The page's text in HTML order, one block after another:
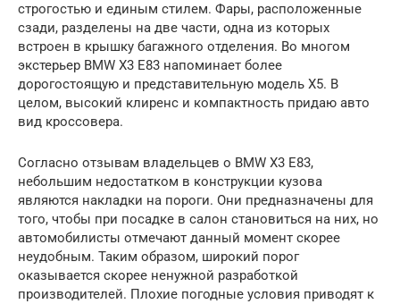
строгостью и единым стилем. Фары, расположенные
сзади, разделены на две части, одна из которых
встроен в крышку багажного отделения. Во многом
экстерьер BMW X3 E83 напоминает более
дорогостоящую и представительную модель Х5. В
целом, высокий клиренс и компактность придаю авто
вид кроссовера.
Согласно отзывам владельцев о BMW X3 E83,
небольшим недостатком в конструкции кузова
являются накладки на пороги. Они предназначены для
того, чтобы при посадке в салон становиться на них, но
автомобилисты отмечают данный момент скорее
неудобным. Таким образом, широкий порог
оказывается скорее ненужной разработкой
производителей. Плохие погодные условия приводят к